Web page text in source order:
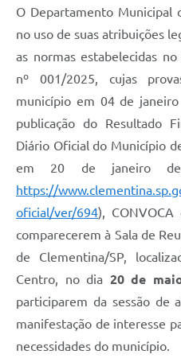
O Departamento Municipal
no uso de suas atribuições
as normas estabelecidas
nº 001/2025, cujas
município em 04 de
publicação do Resultado
Diário Oficial do Município
em 20 de janeiro de
https://
oficial/ver/694),
comparecerem à Sala de
de Clementina/SP,
Centro, no dia 20 de
participarem da sessão de
manifestação de interesse
necessidades do município.